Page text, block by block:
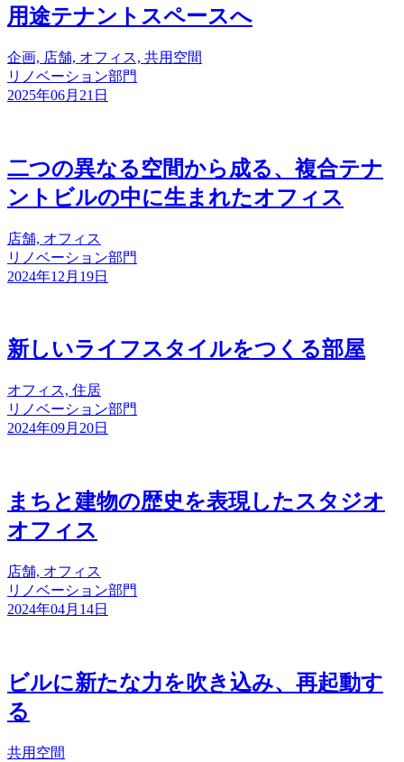
用途テナントスペースへ
企画, 店舗, オフィス, 共用空間
リノベーション部門
2025年06月21日
二つの異なる空間から成る、複合テナ
ントビルの中に生まれたオフィス
店舗, オフィス
リノベーション部門
2024年12月19日
新しいライフスタイルをつくる部屋
オフィス, 住居
リノベーション部門
2024年09月20日
まちと建物の歴史を表現したスタジオ
オフィス
店舗, オフィス
リノベーション部門
2024年04月14日
ビルに新たな力を吹き込み、再起動す
る
共用空間